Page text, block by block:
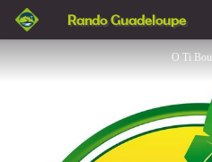
Rando Guadeloupe
O Ti